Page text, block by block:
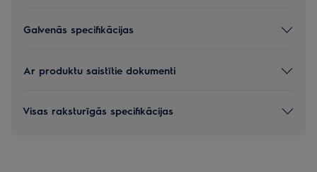
Galvenās specifikācijas
Ar produktu saistītie dokumenti
Visas raksturīgās specifikācijas